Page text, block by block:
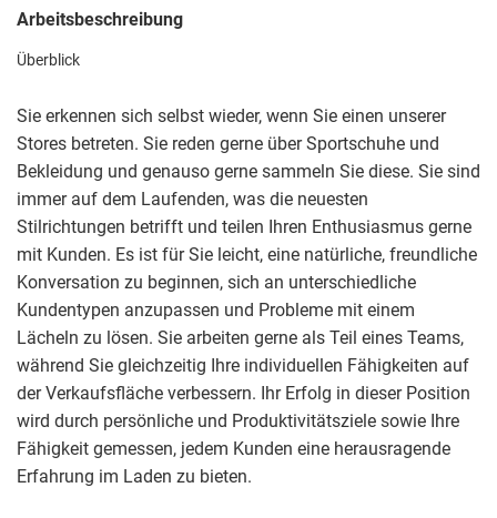
Arbeitsbeschreibung
Überblick
Sie erkennen sich selbst wieder, wenn Sie einen unserer
Stores betreten. Sie reden gerne über Sportschuhe und
Bekleidung und genauso gerne sammeln Sie diese. Sie sind
immer auf dem Laufenden, was die neuesten
Stilrichtungen betrifft und teilen Ihren Enthusiasmus gerne
mit Kunden. Es ist für Sie leicht, eine natürliche, freundliche
Konversation zu beginnen, sich an unterschiedliche
Kundentypen anzupassen und Probleme mit einem
Lächeln zu lösen. Sie arbeiten gerne als Teil eines Teams,
während Sie gleichzeitig Ihre individuellen Fähigkeiten auf
der Verkaufsfläche verbessern. Ihr Erfolg in dieser Position
wird durch persönliche und Produktivitätsziele sowie Ihre
Fähigkeit gemessen, jedem Kunden eine herausragende
Erfahrung im Laden zu bieten.